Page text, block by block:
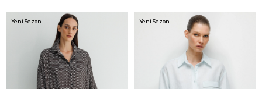
Yeni Sezon Yeni Sezon